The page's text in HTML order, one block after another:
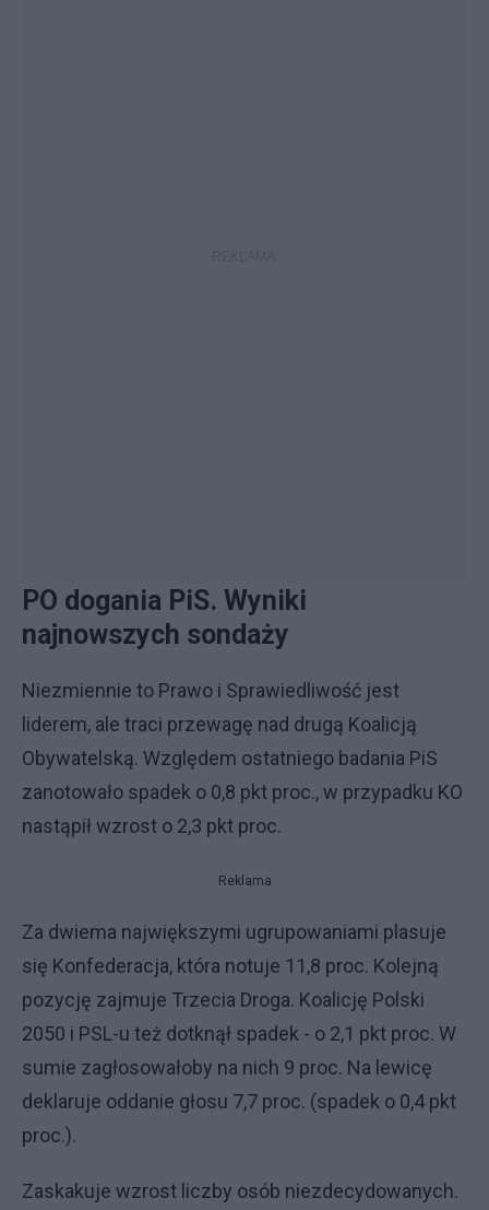
PO dogania PiS. Wyniki
najnowszych sondaży
Niezmiennie to Prawo i Sprawiedliwość jest
liderem, ale traci przewagę nad drugą Koalicją
Obywatelską. Względem ostatniego badania PiS
zanotowało spadek o 0,8 pkt proc., w przypadku KO
nastąpił wzrost o 2,3 pkt proc.
Reklama
Za dwiema największymi ugrupowaniami plasuje
się Konfederacja, która notuje 11,8 proc. Kolejną
pozycję zajmuje Trzecia Droga. Koalicję Polski
2050 i PSL-u też dotknął spadek - o 2,1 pkt proc. W
sumie zagłosowałoby na nich 9 proc. Na lewicę
deklaruje oddanie głosu 7,7 proc. (spadek o 0,4 pkt
proc.).
Zaskakuje wzrost liczby osób niezdecydowanych.